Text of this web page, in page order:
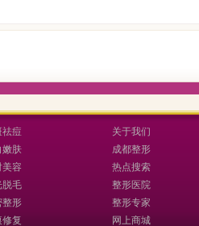
祛痘
嫩肤
美容
脱毛
整形
修复
关于我们
成都整形
热点搜索
整形医院
整形专家
网上商城